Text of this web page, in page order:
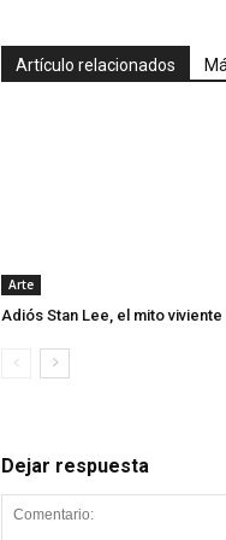
Artículo relacionados
Arte
Adiós Stan Lee, el mito viviente
Dejar respuesta